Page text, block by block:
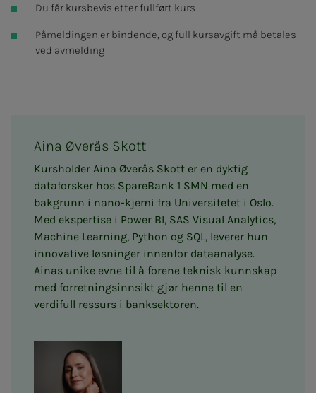
Du får kursbevis etter fullført kurs
Påmeldingen er bindende, og full kursavgift må betales
ved avmelding
Aina Øverås Skott
Kursholder Aina Øverås Skott er en dyktig
dataforsker hos SpareBank 1 SMN med en
bakgrunn i nano-kjemi fra Universitetet i Oslo.
Med ekspertise i Power BI, SAS Visual Analytics,
Machine Learning, Python og SQL, leverer hun
innovative løsninger innenfor dataanalyse.
Ainas unike evne til å forene teknisk kunnskap
med forretningsinnsikt gjør henne til en
verdifull ressurs i banksektoren.